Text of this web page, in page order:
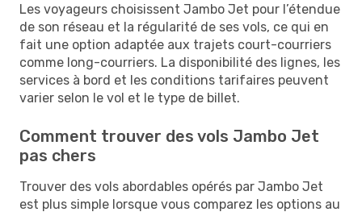
Les voyageurs choisissent Jambo Jet pour l’étendue
de son réseau et la régularité de ses vols, ce qui en
fait une option adaptée aux trajets court-courriers
comme long-courriers. La disponibilité des lignes, les
services à bord et les conditions tarifaires peuvent
varier selon le vol et le type de billet.
Comment trouver des vols Jambo Jet
pas chers
Trouver des vols abordables opérés par Jambo Jet
est plus simple lorsque vous comparez les options au